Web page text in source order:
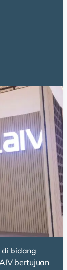
di bidang
bertujuan